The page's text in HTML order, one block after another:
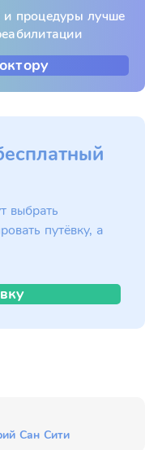
и процедуры лучше
выбрать
путёвку, а
Сан Сити